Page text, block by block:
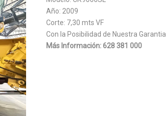
Año: 2009
Corte: 7,30 mts VF
Con la Posibilidad de Nuestra Garantia.
Más Información: 628 381 000